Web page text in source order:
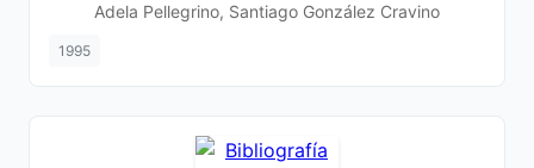
Adela Pellegrino, Santiago González Cravino
1995